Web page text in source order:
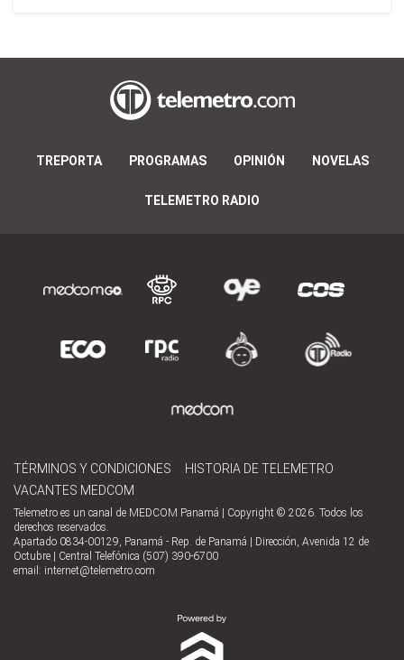
TREPORTA PROGRAMAS OPINIÓN NOVELAS
TELEMETRO RADIO
TÉRMINOS Y CONDICIONES
HISTORIA DE TELEMETRO
VACANTES MEDCOM
Telemetro es un canal de MEDCOM Panamá | Copyright © 2026. Todos los
derechos reservados.
Apartado 0834-00129, Panamá - Rep. de Panamá | Dirección, Avenida 12 de
Octubre | Central Telefónica (507) 390-6700
email: internet@telemetro.com